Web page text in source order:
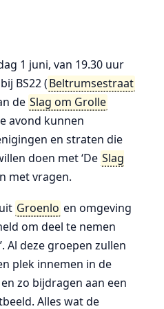
1 juni, van 19.30 uur
BS22 (Beltrumsestraat
de Slag om Grolle
avond kunnen
en straten die
doen met ‘De Slag
met vragen.
Groenlo en omgeving
om deel te nemen
Al deze groepen zullen
plek innemen in de
zo bijdragen aan een
Alles wat de